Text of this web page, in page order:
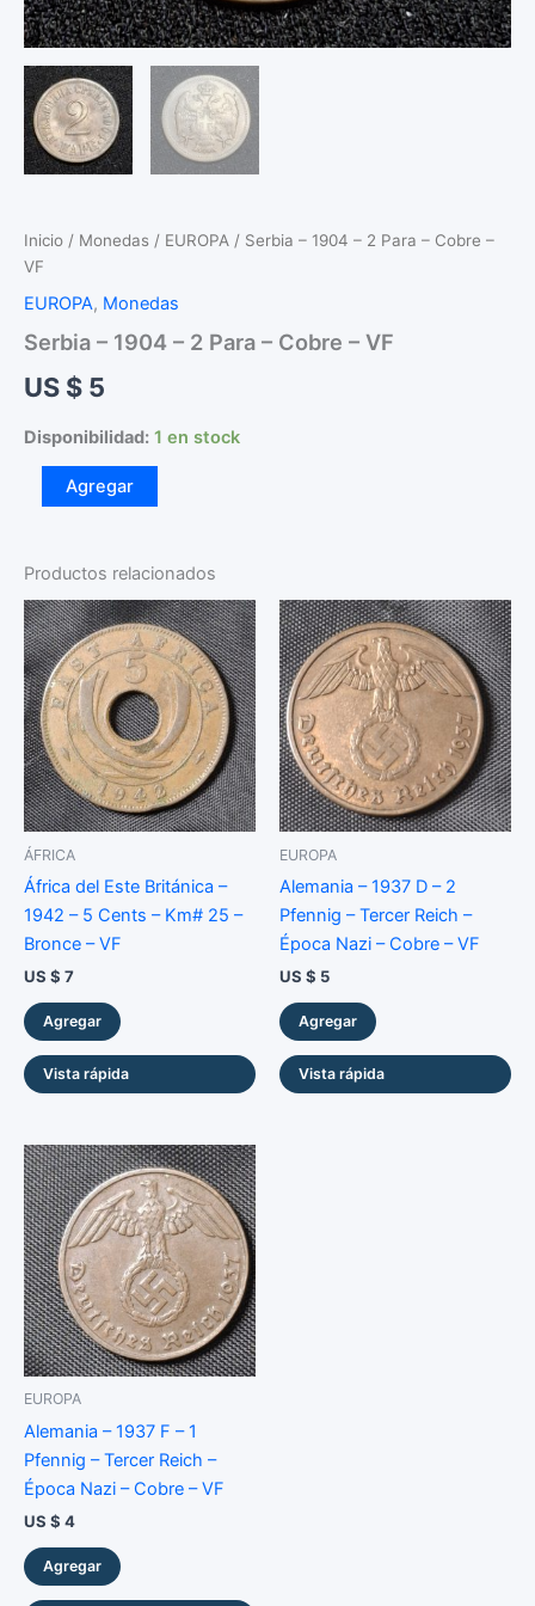
Inicio / Monedas / EUROPA / Serbia – 1904 – 2 Para – Cobre –
VF
EUROPA, Monedas
Serbia – 1904 – 2 Para – Cobre – VF
US $ 5
Disponibilidad: 1 en stock
Serbia
2
Para
-
Cobre
-
VF
cantidad
Agregar
Productos relacionados
ÁFRICA
África del Este Británica –
1942 – 5 Cents – Km# 25 –
Bronce – VF
US $ 7
Agregar
Vista rápida
EUROPA
Alemania – 1937 D – 2
Pfennig – Tercer Reich –
Época Nazi – Cobre – VF
US $ 5
Agregar
Vista rápida
EUROPA
Alemania – 1937 F – 1
Pfennig – Tercer Reich –
Época Nazi – Cobre – VF
US $ 4
Agregar